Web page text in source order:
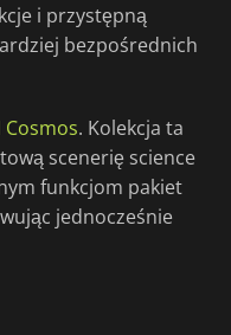
i przystępną
bezpośrednich
Cosmos. Kolekcja ta
scenerię science
funkcjom pakiet
jednocześnie